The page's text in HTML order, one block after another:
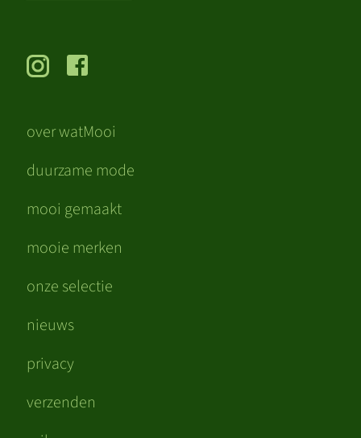
over watMooi
duurzame mode
mooi gemaakt
mooie merken
onze selectie
nieuws
privacy
verzenden